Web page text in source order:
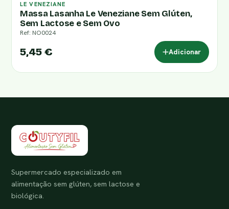
LE VENEZIANE
Massa Lasanha Le Veneziane Sem Glúten,
Sem Lactose e Sem Ovo
Ref: NO0024
5,45 € Adicionar
Supermercado especializado em
alimentação sem glúten, sem lactose e
biológica.